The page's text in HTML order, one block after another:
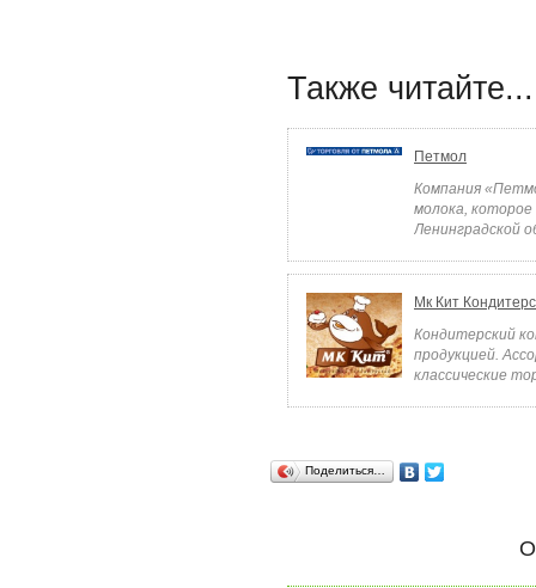
Также читайте...
Петмол
Компания
молока, которое
Ленинградской
Мк Кит
Кондитерский
продукцией.
классические
Поделиться…